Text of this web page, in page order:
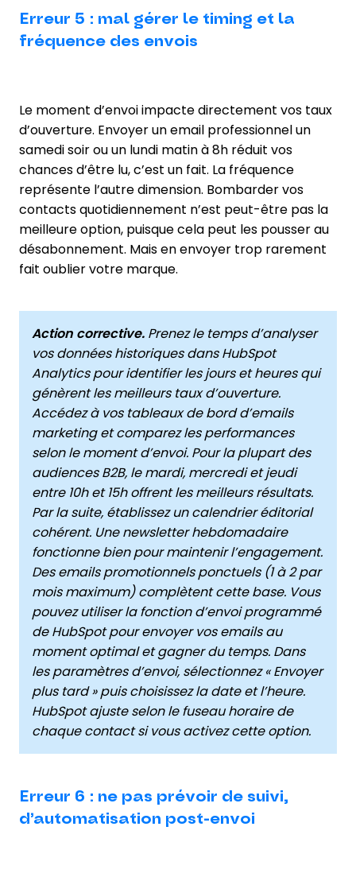
Erreur 5 : mal gérer le timing et la
fréquence des envois
Le moment d’envoi impacte directement vos taux
d’ouverture. Envoyer un email professionnel un
samedi soir ou un lundi matin à 8h réduit vos
chances d’être lu, c’est un fait. La fréquence
représente l’autre dimension. Bombarder vos
contacts quotidiennement n’est peut-être pas la
meilleure option, puisque cela peut les pousser au
désabonnement. Mais en envoyer trop rarement
fait oublier votre marque.
Action corrective. Prenez le temps d’analyser
vos données historiques dans HubSpot
Analytics pour identifier les jours et heures qui
génèrent les meilleurs taux d’ouverture.
Accédez à vos tableaux de bord d’emails
marketing et comparez les performances
selon le moment d’envoi. Pour la plupart des
audiences B2B, le mardi, mercredi et jeudi
entre 10h et 15h offrent les meilleurs résultats.
Par la suite, établissez un calendrier éditorial
cohérent. Une newsletter hebdomadaire
fonctionne bien pour maintenir l’engagement.
Des emails promotionnels ponctuels (1 à 2 par
mois maximum) complètent cette base. Vous
pouvez utiliser la fonction d’envoi programmé
de HubSpot pour envoyer vos emails au
moment optimal et gagner du temps. Dans
les paramètres d’envoi, sélectionnez « Envoyer
plus tard » puis choisissez la date et l’heure.
HubSpot ajuste selon le fuseau horaire de
chaque contact si vous activez cette option.
Erreur 6 : ne pas prévoir de suivi,
d’automatisation post-envoi